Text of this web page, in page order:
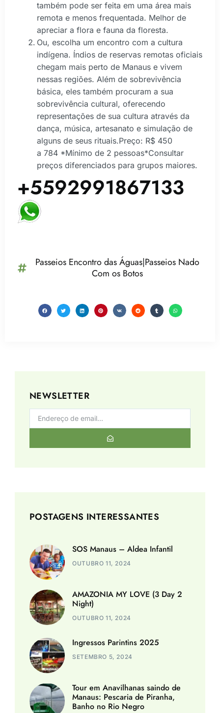
também pode ser feita em uma área mais
remota e menos frequentada. Melhor de
apreciar a flora e fauna da floresta.
Ou, escolha um encontro com a cultura
indígena. Índios de reservas remotas oficiais
chegam mais perto de Manaus e vivem
nessas regiões. Além de sobrevivência
básica, eles também procuram a sua
sobrevivência cultural, oferecendo
representações de sua cultura através da
dança, música, artesanato e simulação de
alguns de seus rituais.Preço: R$ 450
a 784 *Mínimo de 2 pessoas*Consultar
preços diferenciados para grupos maiores.
+5592991867133
Passeios Encontro das Águas|Passeios Nado
Com os Botos
NEWSLETTER
POSTAGENS INTERESSANTES
SOS Manaus – Aldea Infantil
OUTUBRO 11, 2024
AMAZONIA MY LOVE (3 Day 2
Night)
OUTUBRO 11, 2024
Ingressos Parintins 2025
SETEMBRO 5, 2024
Tour em Anavilhanas saindo de
Manaus: Pescaria de Piranha,
Banho no Rio Negro